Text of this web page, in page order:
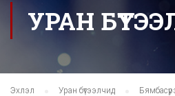
УРАН
Эхлэл Уран бүтээлчид